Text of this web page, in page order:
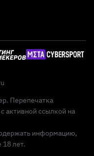
Перепечатка
активной ссылкой на
информацию,
лет.